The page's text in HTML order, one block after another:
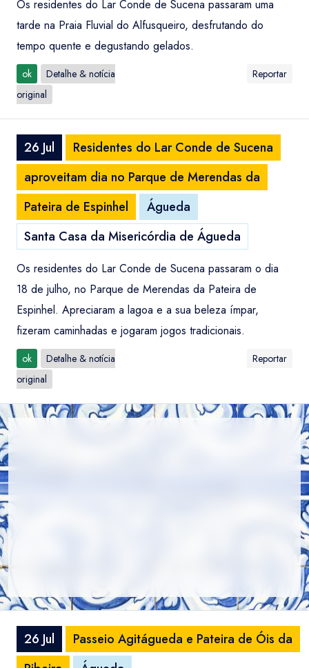
Os residentes do Lar Conde de Sucena passaram uma
tarde na Praia Fluvial do Alfusqueiro, desfrutando do
tempo quente e degustando gelados.
ok
Detalhe & notícia
original
Reportar
26 Jul
Residentes do Lar Conde de Sucena
aproveitam dia no Parque de Merendas da
Pateira de Espinhel
Águeda
Santa Casa da Misericórdia de Águeda
Os residentes do Lar Conde de Sucena passaram o dia
18 de julho, no Parque de Merendas da Pateira de
Espinhel. Apreciaram a lagoa e a sua beleza ímpar,
fizeram caminhadas e jogaram jogos tradicionais.
ok
Detalhe & notícia
original
Reportar
26 Jul
Passeio Agitágueda e Pateira de Óis da